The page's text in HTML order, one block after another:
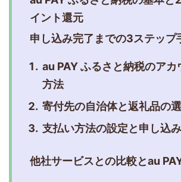
イント還元
申し込み完了までの3ステップ
au PAY ふるさと納税のアカ
方法
寄付先の自治体と返礼品の
支払い方法の設定と申し込
他社サービスとの比較とau